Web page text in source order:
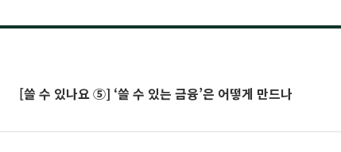
[쓸 수 있나요 ⑤] ‘쓸 수 있는 금융’은 어떻게 만드나